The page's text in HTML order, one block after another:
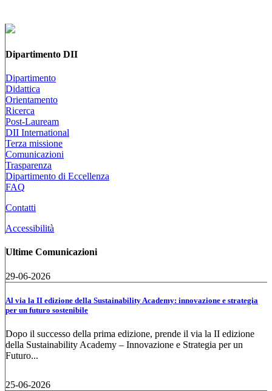
Dipartimento DII
Dipartimento
Didattica
Orientamento
Ricerca
Post-Lauream
DII International
Terza missione
Comunicazioni
Trasparenza
Dipartimento di Eccellenza
FAQ
Contatti
Accessibilità
Ultime Comunicazioni
29-06-2026
Al via la II edizione della Sustainability Academy: innovazione e strategia
per un futuro sostenibile
Dopo il successo della prima edizione, prende il via la II edizione
della Sustainability Academy – Innovazione e Strategia per un
Futuro...
25-06-2026